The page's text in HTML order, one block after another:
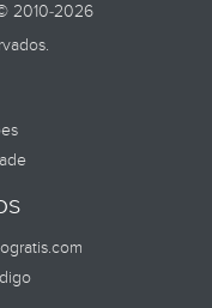
2010-2026